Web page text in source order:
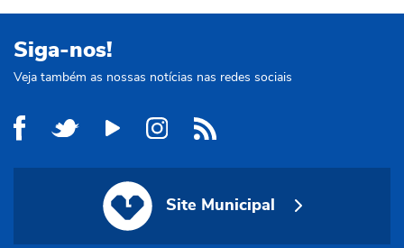
Siga-nos!
Veja também as nossas notícias nas redes sociais
Site Municipal